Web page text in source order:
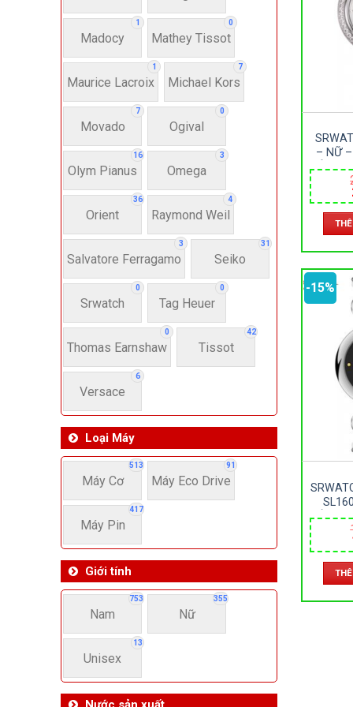
1
Madocy
0
Mathey Tissot
1
Maurice Lacroix
7
Michael Kors
7
Movado
0
Ogival
16
Olym Pianus
3
Omega
36
Orient
4
Raymond Weil
3
Salvatore Ferragamo
31
Seiko
0
Srwatch
0
Tag Heuer
0
Thomas Earnshaw
42
Tissot
6
Versace
Loại Máy
513
Máy Cơ
91
Máy Eco Drive
417
Máy Pin
Giới tính
753
Nam
355
Nữ
13
Unisex
Dây
Thẻ
– NỮ
DÂY
-15%
KÍNH
LOẠI